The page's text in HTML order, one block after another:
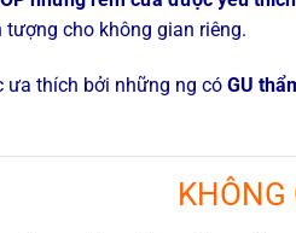
cho không gian riêng.
ưa thích bởi những ng có GU